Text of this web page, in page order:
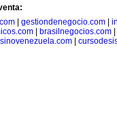
| gestiondenegocio.com|
brasilnegocios.com